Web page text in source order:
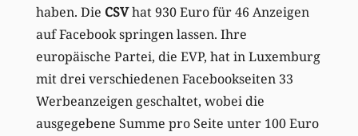
haben. Die CSVhat 930 Euro für 46 Anzeigen
auf Facebook springen lassen. Ihre
europäische Partei, die EVP, hat in Luxemburg
mit drei verschiedenen Facebookseiten 33
Werbeanzeigen geschaltet, wobei die
ausgegebene Summe pro Seite unter 100 Euro